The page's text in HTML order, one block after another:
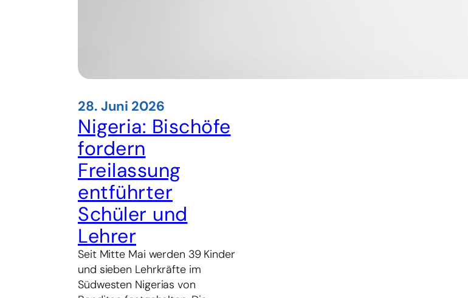
28. Juni 2026
Nigeria: Bischöfe
fordern
Freilassung
entführter
Schüler und
Lehrer
Seit Mitte Mai werden 39 Kinder
und sieben Lehrkräfte im
Südwesten Nigerias von